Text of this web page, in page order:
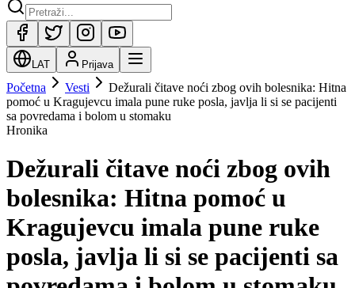
LAT Prijava
Početna Vesti
Dežurali čitave noći zbog ovih bolesnika: Hitna
pomoć u Kragujevcu imala pune ruke posla, javlja li si se pacijenti
sa povredama i bolom u stomaku
Hronika
Dežurali čitave noći zbog ovih
bolesnika: Hitna pomoć u
Kragujevcu imala pune ruke
posla, javlja li si se pacijenti sa